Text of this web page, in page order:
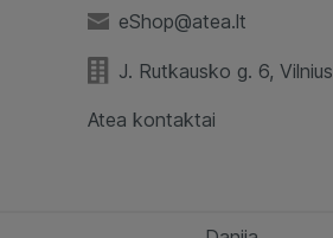
eShop@atea.lt
J. Rutkausko g. 6, Vilnius
Atea kontaktai